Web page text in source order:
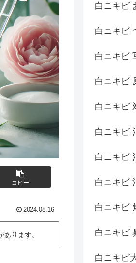
コピー
2024.08.16
ります。
白ニキビ
白ニキビ
白ニキビ
白ニキビ
白ニキビ
白ニキビ
白ニキビ
白ニキビ
白ニキビ
白ニキビ
白ニキビ